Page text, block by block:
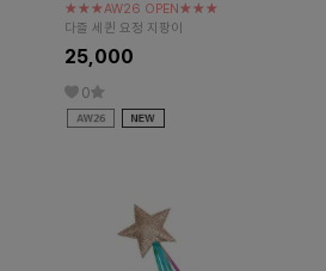
★★★AW26 OPEN★★★
다즐 세퀸 요정 지팡이
25,000
0